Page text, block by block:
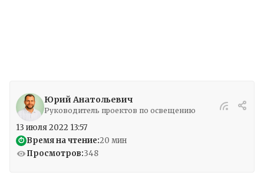
Юрий Анатольевич
Руководитель проектов по освещению
13 июля 2022 13:57
⏱ Время на чтение:20 мин
Просмотров:348